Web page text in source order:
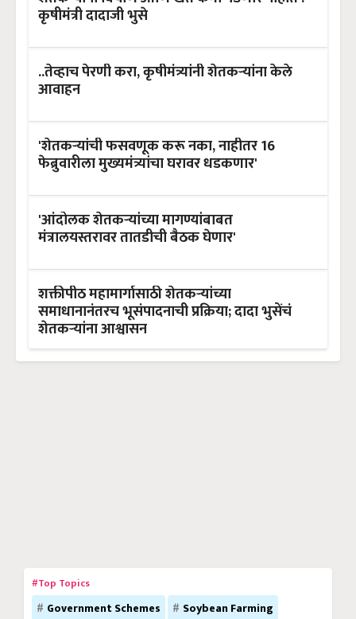
कृषीमंत्री दादाजी भुसे
..तेव्हाच पेरणी करा, कृषीमंत्र्यांनी शेतकऱ्यांना केले
आवाहन
'शेतकऱ्यांची फसवणूक करू नका, नाहीतर 16
फेब्रुवारीला मुख्यमंत्र्यांचा घरावर धडकणार'
'आंदोलक शेतकऱ्यांच्या मागण्यांबाबत
मंत्रालयस्तरावर तातडीची बैठक घेणार'
शक्तीपीठ महामार्गासाठी शेतकऱ्यांच्या
समाधानानंतरच भूसंपादनाची प्रक्रिया; दादा भुसेंचं
शेतकऱ्यांना आश्वासन
#Top Topics
Government Schemes
Soybean Farming